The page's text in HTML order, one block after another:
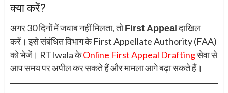
क्या करें?
अगर 30 दिनों में जवाब नहीं मिलता, तोFirst Appeal दाखिल
करें। इसे संबंधित विभाग के First Appellate Authority (FAA)
को भेजें। RTIwala केOnline First Appeal Draftingसेवा से
आप समय पर अपील कर सकते हैं और मामला आगे बढ़ा सकते हैं।